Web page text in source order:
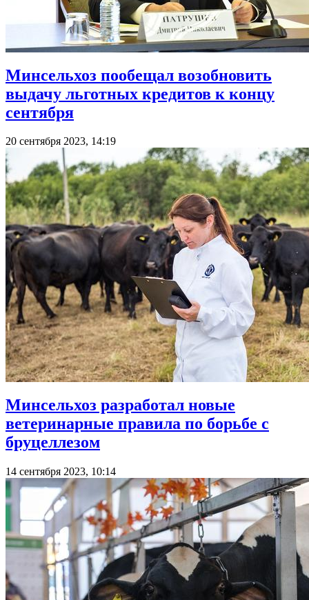
Минсельхоз пообещал возобновить
выдачу льготных кредитов к концу
сентября
20 сентября 2023, 14:19
Минсельхоз разработал новые
ветеринарные правила по борьбе с
бруцеллезом
14 сентября 2023, 10:14